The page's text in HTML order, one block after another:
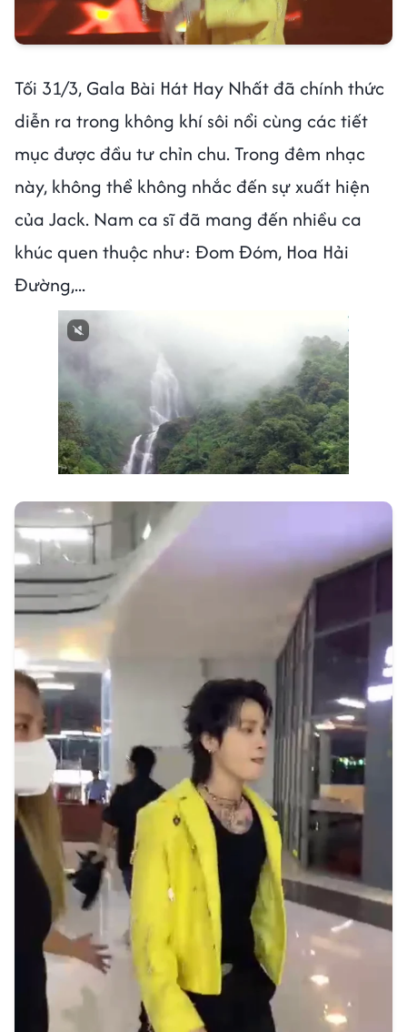
Tối 31/3, Gala Bài Hát Hay Nhất đã chính thức
diễn ra trong không khí sôi nổi cùng các tiết
mục được đầu tư chỉn chu. Trong đêm nhạc
này, không thể không nhắc đến sự xuất hiện
của Jack. Nam ca sĩ đã mang đến nhiều ca
khúc quen thuộc như: Đom Đóm, Hoa Hải
Đường,...